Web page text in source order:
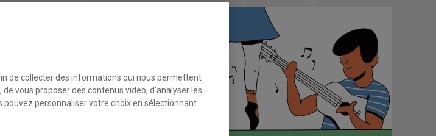
de collecter des informations qui nous permettent
vous proposer des contenus vidéo, d’analyser les
personnaliser votre choix en sélectionnant